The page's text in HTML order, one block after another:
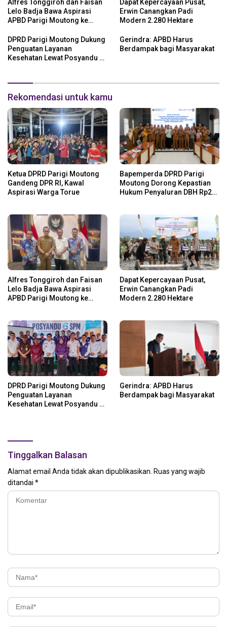
Alfres Tonggiroh dan Faisan
Lelo Badja Bawa Aspirasi
APBD Parigi Moutong ke
Dapat Kepercayaan Pusat,
Erwin Canangkan Padi
Modern 2.280 Hektare
DPRD Parigi Moutong Dukung
Penguatan Layanan
Kesehatan Lewat Posyandu 6
Gerindra: APBD Harus
Berdampak bagi Masyarakat
Rekomendasi untuk kamu
Ketua DPRD Parigi Moutong
Gandeng DPR RI, Kawal
Aspirasi Warga Torue
Bapemperda DPRD Parigi
Moutong Dorong Kepastian
Hukum Penyaluran DBH Rp24
Alfres Tonggiroh dan Faisan
Lelo Badja Bawa Aspirasi
APBD Parigi Moutong ke
Dapat Kepercayaan Pusat,
Erwin Canangkan Padi
Modern 2.280 Hektare
DPRD Parigi Moutong Dukung
Penguatan Layanan
Kesehatan Lewat Posyandu 6
Gerindra: APBD Harus
Berdampak bagi Masyarakat
Tinggalkan Balasan
Alamat email Anda tidak akan dipublikasikan. Ruas yang wajib
ditandai *